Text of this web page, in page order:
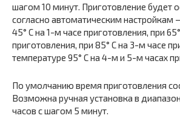
шагом 10 минут. Приготовление будет
согласно автоматическим настройкам
45° С на 1-м часе приготовления, при
приготовления, при 85° С на 3-м часе
температуре 95° С на 4-м и 5-м часах
По умолчанию время приготовления
Возможна ручная установка в
часов с шагом 5 минут.